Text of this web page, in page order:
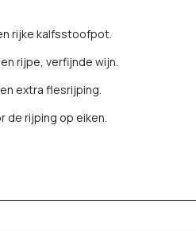
rijke kalfsstoofpot.
rijpe, verfijnde wijn.
extra flesrijping.
de rijping op eiken.